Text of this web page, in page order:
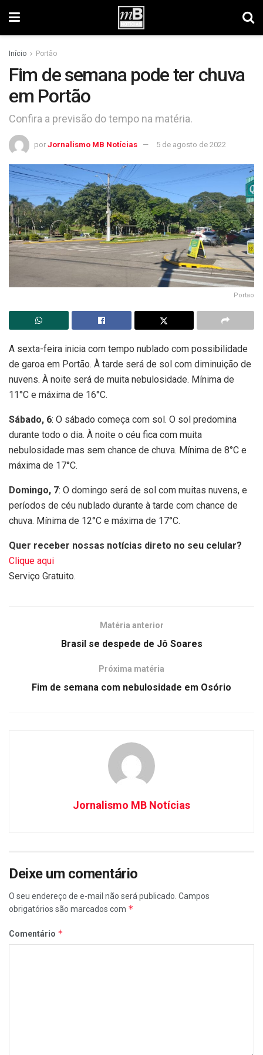
Início Portão
Fim de semana pode ter chuva
em Portão
Confira a previsão do tempo na matéria.
por Jornalismo MB Notícias 5 de agosto de 2022
Portao
A sexta-feira inicia com tempo nublado com possibilidade
de garoa em Portão. À tarde será de sol com diminuição de
nuvens. À noite será de muita nebulosidade. Mínima de
11°C e máxima de 16°C.
Sábado, 6: O sábado começa com sol. O sol predomina
durante todo o dia. À noite o céu fica com muita
nebulosidade mas sem chance de chuva. Mínima de 8°C e
máxima de 17°C.
Domingo, 7: O domingo será de sol com muitas nuvens, e
períodos de céu nublado durante à tarde com chance de
chuva. Mínima de 12°C e máxima de 17°C.
Quer receber nossas notícias direto no seu celular?
Clique aqui
Serviço Gratuito.
Matéria anterior
Brasil se despede de Jô Soares
Próxima matéria
Fim de semana com nebulosidade em Osório
Jornalismo MB Notícias
Deixe um comentário
O seu endereço de e-mail não será publicado. Campos
obrigatórios são marcados com *
Comentário *